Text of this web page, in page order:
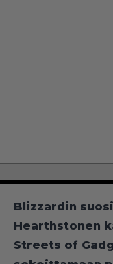
Blizzardin
Hearthstonen
Streets of